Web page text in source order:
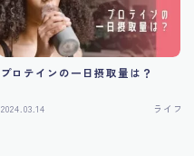
プロテインの一日摂取量は？
2024.03.14 ライフ